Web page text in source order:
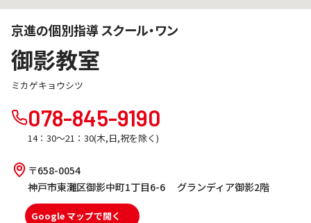
京進の個別指導 スクール・ワン
御影教室
ミカゲキョウシツ
078-845-9190
14：30～21：30(木,日,祝を除く)
〒658-0054
神戸市東灘区御影中町1丁目6-6 グランディア御影2階
Google マップで開く